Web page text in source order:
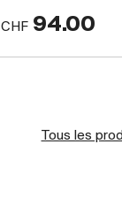
CHF 94.00
Tous les